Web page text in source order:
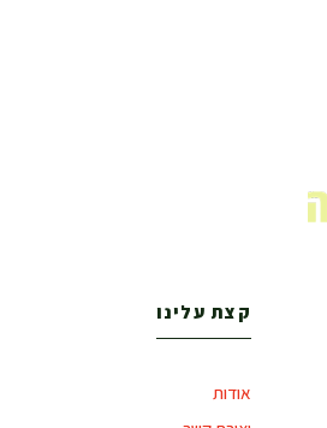
קצת עלינו
אודות